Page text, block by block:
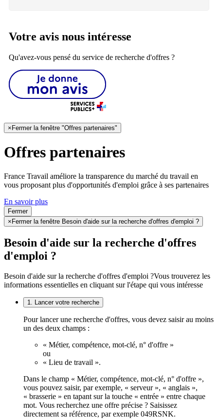
Votre avis nous intéresse
Qu'avez-vous pensé du service de recherche d'offres ?
× Fermer la fenêtre "Offres partenaires"
Offres partenaires
France Travail améliore la transparence du marché du travail en
vous proposant plus d'opportunités d'emploi grâce à ses partenaires
En savoir plus
Fermer
×Fermer la fenêtre Besoin d'aide sur la recherche d'offres d'emploi ?
Besoin d'aide sur la recherche d'offres
d'emploi ?
Besoin d'aide sur la recherche d'offres d'emploi ?Vous trouverez les
informations essentielles en cliquant sur l'étape qui vous intéresse
1. Lancer votre recherche
Pour lancer une recherche d'offres, vous devez saisir au moins
un des deux champs :
« Métier, compétence, mot-clé, n° d'offre »
ou
« Lieu de travail ».
Dans le champ « Métier, compétence, mot-clé, n° d'offre »,
vous pouvez saisir, par exemple, « serveur », « anglais »,
« brasserie » en tapant sur la touche « entrée » entre chaque
mot. Vous recherchez une offre précise ? Saisissez
directement sa référence, par exemple 049RSNK.